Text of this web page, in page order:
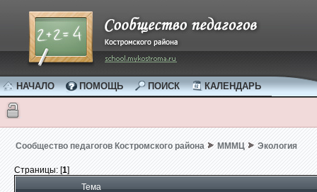
НАЧАЛО ПОМОЩЬ ПОИСК КАЛЕНДАРЬ
Сообщество педагогов Костромского района МММЦ Экология
Страницы: [1]
Тема